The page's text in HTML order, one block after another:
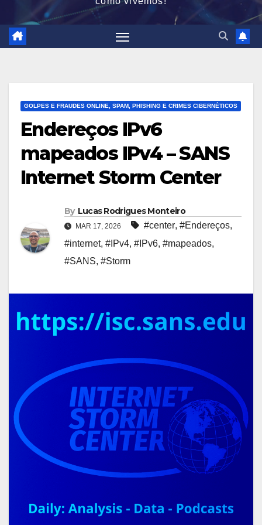
GOLPES E FRAUDES ONLINE, SPAM, PHISHING E CRIMES CIBERNÉTICOS
Endereços IPv6
mapeados IPv4 – SANS
Internet Storm Center
By Lucas Rodrigues Monteiro
MAR 17, 2026 #center, #Endereços,
#internet, #IPv4, #IPv6, #mapeados,
#SANS, #Storm